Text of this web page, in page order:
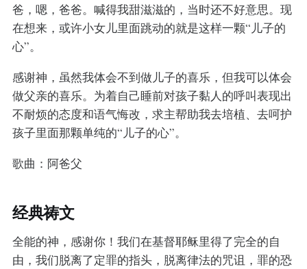
爸，嗯，爸爸。喊得我甜滋滋的，当时还不好意思。现
在想来，或许小女儿里面跳动的就是这样一颗“儿子的
心”。
感谢神，虽然我体会不到做儿子的喜乐，但我可以体会
做父亲的喜乐。为着自己睡前对孩子黏人的呼叫表现出
不耐烦的态度和语气悔改，求主帮助我去培植、去呵护
孩子里面那颗单纯的“儿子的心”。
歌曲：阿爸父
经典祷文
全能的神，感谢你！我们在基督耶稣里得了完全的自
由，我们脱离了定罪的指头，脱离律法的咒诅，罪的恐